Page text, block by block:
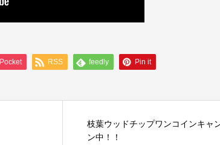
Pocket RSS feedly Pin it
枝葉ウッドチップワンコインキャ
ン中！！